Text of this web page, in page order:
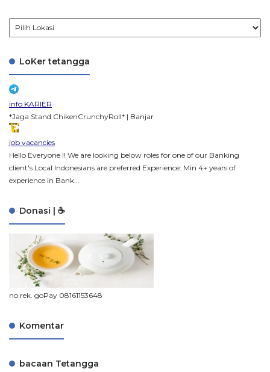
LoKer tetangga
info KARIER
*Jaga Stand ChikenCrunchyRoll* | Banjar
job vacancies
Hello Everyone !! We are looking below roles for one of our Banking
client's Local Indonesians are preferred Experience: Min 4+ years of
experience in Bank...
Donasi | ☕
no.rek. goPay 08161153648
Komentar
bacaan Tetangga